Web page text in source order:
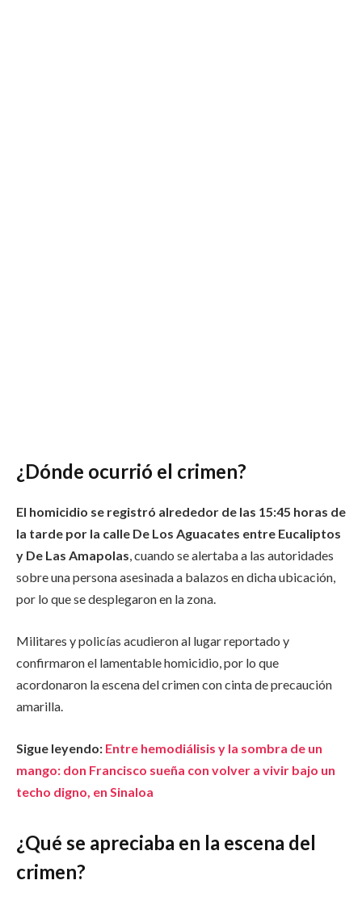
¿Dónde ocurrió el crimen?
El homicidio se registró alrededor de las 15:45 horas de
la tarde por la calle De Los Aguacates entre Eucaliptos
y De Las Amapolas, cuando se alertaba a las autoridades
sobre una persona asesinada a balazos en dicha ubicación,
por lo que se desplegaron en la zona.
Militares y policías acudieron al lugar reportado y
confirmaron el lamentable homicidio, por lo que
acordonaron la escena del crimen con cinta de precaución
amarilla.
Sigue leyendo: Entre hemodiálisis y la sombra de un
mango: don Francisco sueña con volver a vivir bajo un
techo digno, en Sinaloa
¿Qué se apreciaba en la escena del
crimen?